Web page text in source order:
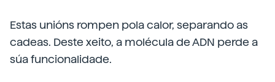
Estas unións rompen pola calor, separando as
cadeas. Deste xeito, a molécula de ADN perde a
súa funcionalidade.